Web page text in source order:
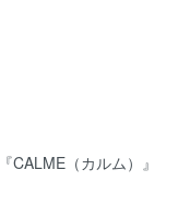
（カルム）』